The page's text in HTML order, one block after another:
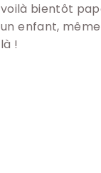
voilà bientôt
un enfant,
là !